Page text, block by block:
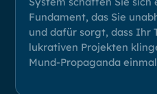
Fundament, das Sie
und dafür sorgt, dass Ihr
lukrativen Projekten
Mund-Propaganda